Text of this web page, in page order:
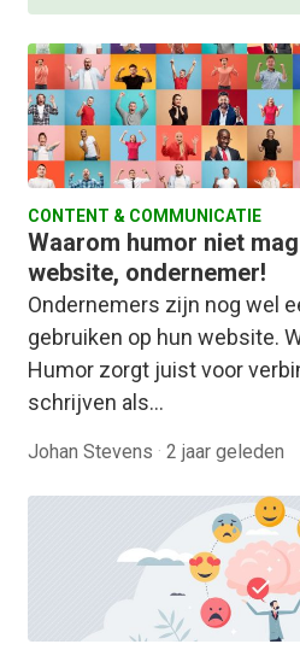
CONTENT & COMMUNICATIE
Waarom humor niet
website, ondernemer!
Ondernemers zijn nog wel
gebruiken op hun website.
Humor zorgt juist voor
schrijven als…
Johan Stevens · 2 jaar geleden